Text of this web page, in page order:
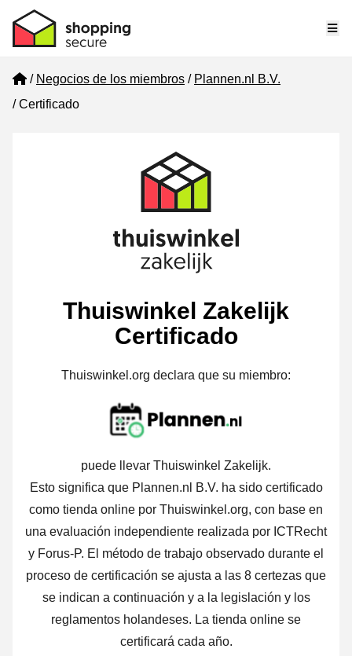
Home
Negocios de los miembros
Plannen.nl B.V.
Certificado
Thuiswinkel Zakelijk
Certificado
Thuiswinkel.org declara que su miembro:
puede llevar Thuiswinkel Zakelijk.
Esto significa que Plannen.nl B.V. ha sido certificado
como tienda online por Thuiswinkel.org, con base en
una evaluación independiente realizada por ICTRecht
y Forus-P. El método de trabajo observado durante el
proceso de certificación se ajusta a las 8 certezas que
se indican a continuación y a la legislación y los
reglamentos holandeses. La tienda online se
certificará cada año.